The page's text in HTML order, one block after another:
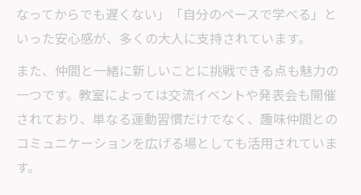
なってからでも遅くない」「自分のペースで学べる」と
いった安心感が、多くの大人に支持されています。
また、仲間と一緒に新しいことに挑戦できる点も魅力の
一つです。教室によっては交流イベントや発表会も開催
されており、単なる運動習慣だけでなく、趣味仲間との
コミュニケーションを広げる場としても活用されていま
す。